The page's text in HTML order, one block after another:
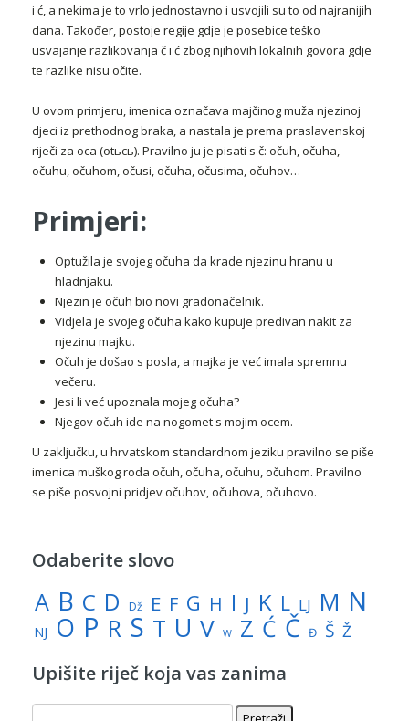
i ć, a nekima je to vrlo jednostavno i usvojili su to od najranijih
dana. Također, postoje regije gdje je posebice teško
usvajanje razlikovanja č i ć zbog njihovih lokalnih govora gdje
te razlike nisu očite.
U ovom primjeru, imenica označava majčinog muža njezinoj
djeci iz prethodnog braka, a nastala je prema praslavenskoj
riječi za oca (otьcь). Pravilno ju je pisati s č: očuh, očuha,
očuhu, očuhom, očusi, očuha, očusima, očuhov…
Primjeri:
Optužila je svojeg očuha da krade njezinu hranu u
hladnjaku.
Njezin je očuh bio novi gradonačelnik.
Vidjela je svojeg očuha kako kupuje predivan nakit za
njezinu majku.
Očuh je došao s posla, a majka je već imala spremnu
večeru.
Jesi li već upoznala mojeg očuha?
Njegov očuh ide na nogomet s mojim ocem.
U zaključku, u hrvatskom standardnom jeziku pravilno se piše
imenica muškog roda očuh, očuha, očuhu, očuhom. Pravilno
se piše posvojni pridjev očuhov, očuhova, očuhovo.
Odaberite slovo
A B C D Dž E F G H I J K L LJ M N
NJ O P R S T U V W Z Ć Č Đ Š Ž
Upišite riječ koja vas zanima